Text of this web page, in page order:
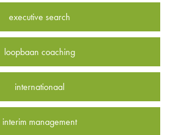
executive search
loopbaan coaching
internationaal
interim management